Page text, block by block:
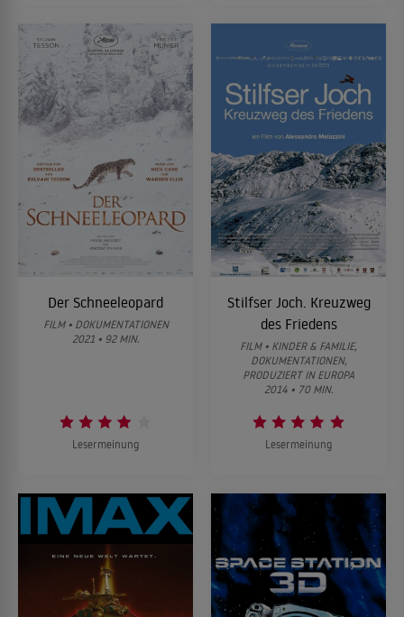
Der Schneeleopard
FILM • DOKUMENTATIONEN
2021 • 92 MIN.
Lesermeinung
Stilfser Joch. Kreuzweg
des Friedens
FILM • KINDER & FAMILIE,
DOKUMENTATIONEN,
PRODUZIERT IN EUROPA
2014 • 70 MIN.
Lesermeinung